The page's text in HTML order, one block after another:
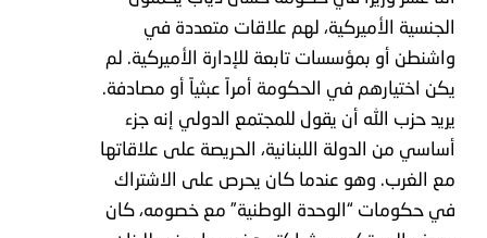
الجنسية الأميركية، لهم علاقات متعددة في
واشنطن أو بمؤسسات تابعة للإدارة الأميركية. لم
يكن اختيارهم في الحكومة أمراً عبثياً أو مصادفة.
يريد حزب الله أن يقول للمجتمع الدولي إنه جزء
أساسي من الدولة اللبنانية، الحريصة على علاقاتها
مع الغرب. وهو عندما كان يحرص على الاشتراك
في حكومات “الوحدة الوطنية” مع خصومه، كان